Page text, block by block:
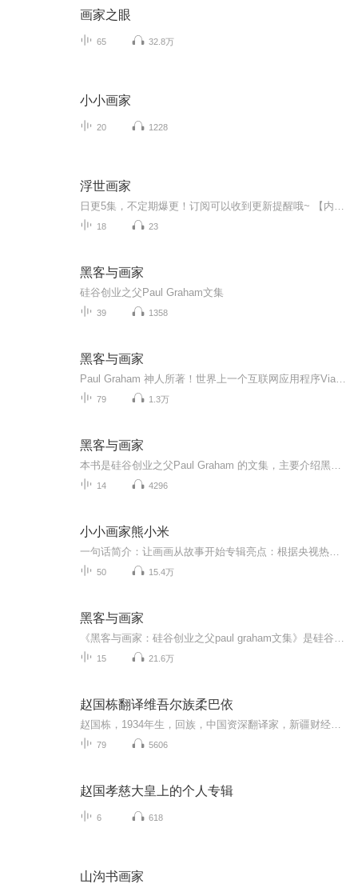
画家之眼
65 32.8万
小小画家
20 1228
浮世画家
18 23
黑客与画家
硅谷创业之父Paul Graham文集
39 1358
黑客与画家
79 1.3万
黑客与画家
14 4296
小小画家熊小米
50 15.4万
黑客与画家
15 21.6万
赵国栋翻译维吾尔族柔巴依
79 5606
赵国孝慈大皇上的个人专辑
6 618
山沟书画家